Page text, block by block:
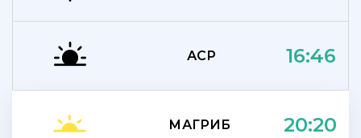
АСР 16:46
МАГРИБ 20:20